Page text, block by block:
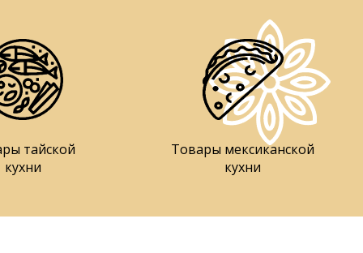
тайской
кухни
Товары мексиканской
кухни